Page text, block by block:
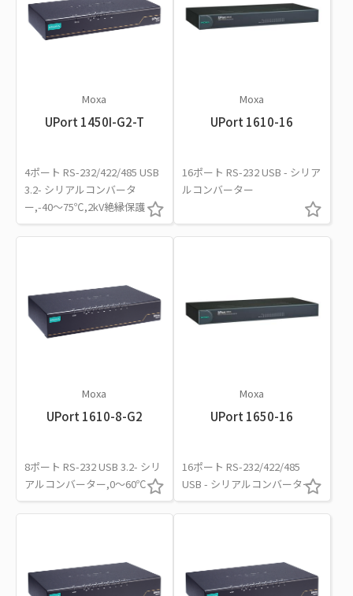
Moxa
UPort 1450I-G2-T
4ポート RS-232/422/485 USB
3.2- シリアルコンバータ
ー,-40～75℃,2kV絶縁保護
Moxa
UPort 1610-16
16ポート RS-232 USB - シリア
ルコンバーター
Moxa
UPort 1610-8-G2
8ポート RS-232 USB 3.2- シリ
アルコンバーター,0～60℃
Moxa
UPort 1650-16
16ポート RS-232/422/485
USB - シリアルコンバーター